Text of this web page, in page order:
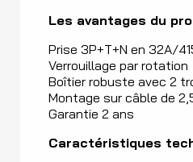
Les avantages du
Prise 3P+T+N en 32A/
Verrouillage par rotation
Boîtier robuste avec 2
Montage sur câble de
Garantie 2 ans
Caractéristiques